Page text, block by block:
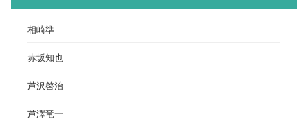
相崎準
赤坂知也
芦沢啓治
芦澤竜一